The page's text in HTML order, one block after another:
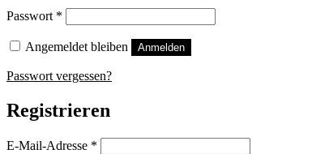
Passwort *
Angemeldet bleiben Anmelden
Passwort vergessen?
Registrieren
E-Mail-Adresse *